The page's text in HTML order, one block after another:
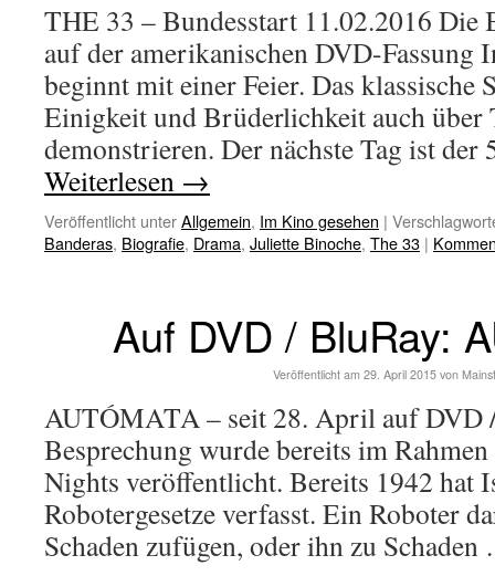
THE 33 – Bundesstart 11.02.2016 Die
auf der amerikanischen DVD-Fassung
beginnt mit einer Feier. Das klassische
Einigkeit und Brüderlichkeit auch über
demonstrieren. Der nächste Tag ist
Weiterlesen →
Veröffentlicht unterAllgemein, Im Kino gesehen |
Banderas, Biografie, Drama, Juliette Binoche, The 33 |
Auf DVD / BluRay:
Veröffentlicht am 29. April 2015 von
AUTÓMATA – seit 28. April auf DVD
Besprechung wurde bereits im
Nights veröffentlicht. Bereits 1942 hat
Robotergesetze verfasst. Ein Roboter
Schaden zufügen, oder ihn zu